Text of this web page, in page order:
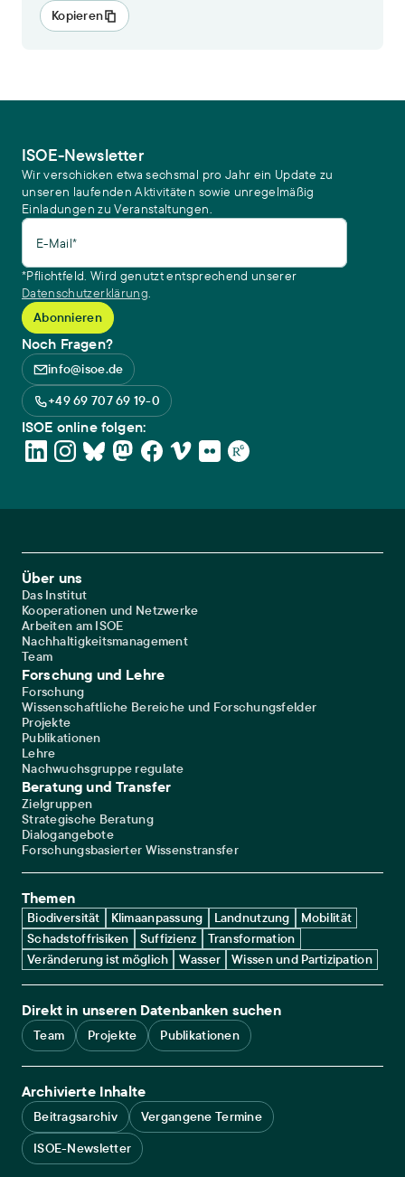
Kopieren
ISOE-Newsletter
Wir verschicken etwa sechsmal pro Jahr ein Update zu
unseren laufenden Aktivitäten sowie unregelmäßig
Einladungen zu Veranstaltungen.
E-Mail*
*Pflichtfeld. Wird genutzt entsprechend unserer
Datenschutzerklärung.
Noch Fragen?
info@isoe.de
+49 69 707 69 19-0
ISOE online folgen:
Footer Main Navigation
Über uns
Das Institut
Kooperationen und Netzwerke
Arbeiten am ISOE
Nachhaltigkeitsmanagement
Team
Forschung und Lehre
Forschung
Wissenschaftliche Bereiche und Forschungsfelder
Projekte
Publikationen
Lehre
Nachwuchsgruppe regulate
Beratung und Transfer
Zielgruppen
Strategische Beratung
Dialogangebote
Forschungsbasierter Wissenstransfer
Themen
Biodiversität Klimaanpassung Landnutzung
Mobilität
Schadstoffrisiken
Suffizienz
Transformation
Veränderung ist möglich
Wasser Wissen und Partizipation
Direkt in unseren Datenbanken suchen
Team Projekte Publikationen
Archivierte Inhalte
Beitragsarchiv
Vergangene Termine
ISOE-Newsletter